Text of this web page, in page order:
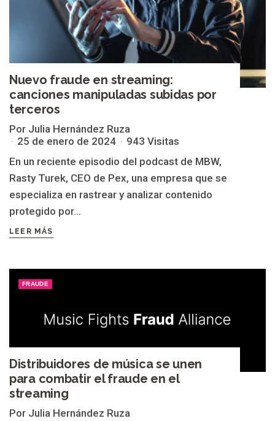
Nuevo fraude en streaming:
canciones manipuladas subidas por
terceros
Por Julia Hernández Ruza
25 de enero de 2024
943 Visitas
En un reciente episodio del podcast de MBW,
Rasty Turek, CEO de Pex, una empresa que se
especializa en rastrear y analizar contenido
protegido por...
LEER MÁS
FRAUDE
Distribuidores de música se unen
para combatir el fraude en el
streaming
Por Julia Hernández Ruza